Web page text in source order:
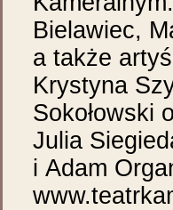
Bielawiec,
a także
Krystyna
Sokołowski
Julia
i Adam